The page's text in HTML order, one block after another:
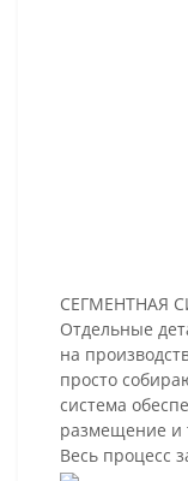
СЕГМЕНТНАЯ
Отдельные
на
просто
система
размещение и
Весь процесс